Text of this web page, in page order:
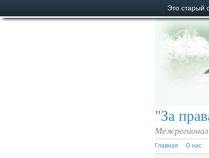
Это старый
"За
Главная О нас